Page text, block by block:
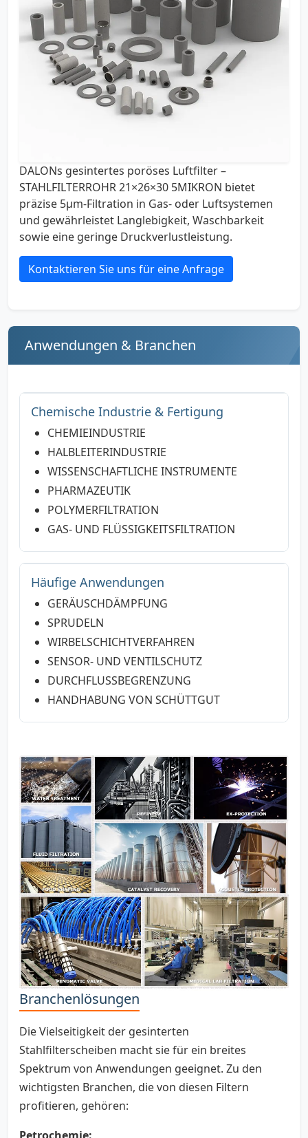
DALONs gesintertes poröses Luftfilter –
STAHLFILTERROHR 21×26×30 5MIKRON bietet
präzise 5µm-Filtration in Gas- oder Luftsystemen
und gewährleistet Langlebigkeit, Waschbarkeit
sowie eine geringe Druckverlustleistung.
Kontaktieren Sie uns für eine Anfrage
Anwendungen & Branchen
Chemische Industrie & Fertigung
CHEMIEINDUSTRIE
HALBLEITERINDUSTRIE
WISSENSCHAFTLICHE INSTRUMENTE
PHARMAZEUTIK
POLYMERFILTRATION
GAS- UND FLÜSSIGKEITSFILTRATION
Häufige Anwendungen
GERÄUSCHDÄMPFUNG
SPRUDELN
WIRBELSCHICHTVERFAHREN
SENSOR- UND VENTILSCHUTZ
DURCHFLUSSBEGRENZUNG
HANDHABUNG VON SCHÜTTGUT
Branchenlösungen
Die Vielseitigkeit der gesinterten
Stahlfilterscheiben macht sie für ein breites
Spektrum von Anwendungen geeignet. Zu den
wichtigsten Branchen, die von diesen Filtern
profitieren, gehören: